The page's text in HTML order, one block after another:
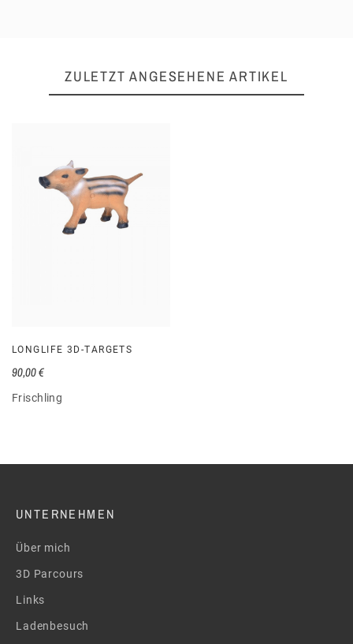
ZULETZT ANGESEHENE ARTIKEL
LONGLIFE 3D-TARGETS
Frischling
90,00 €
UNTERNEHMEN
Über mich
3D Parcours
Links
Ladenbesuch